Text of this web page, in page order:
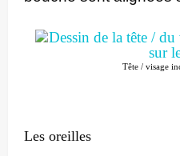
Tête / visage
Les oreilles